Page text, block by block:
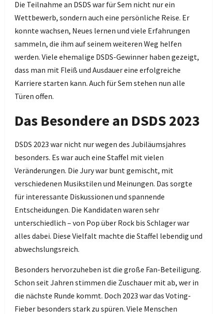
Die Teilnahme an DSDS war für Sem nicht nur ein
Wettbewerb, sondern auch eine persönliche Reise. Er
konnte wachsen, Neues lernen und viele Erfahrungen
sammeln, die ihm auf seinem weiteren Weg helfen
werden. Viele ehemalige DSDS-Gewinner haben gezeigt,
dass man mit Fleiß und Ausdauer eine erfolgreiche
Karriere starten kann. Auch für Sem stehen nun alle
Türen offen.
Das Besondere an DSDS 2023
DSDS 2023 war nicht nur wegen des Jubiläumsjahres
besonders. Es war auch eine Staffel mit vielen
Veränderungen. Die Jury war bunt gemischt, mit
verschiedenen Musikstilen und Meinungen. Das sorgte
für interessante Diskussionen und spannende
Entscheidungen. Die Kandidaten waren sehr
unterschiedlich – von Pop über Rock bis Schlager war
alles dabei. Diese Vielfalt machte die Staffel lebendig und
abwechslungsreich.
Besonders hervorzuheben ist die große Fan-Beteiligung.
Schon seit Jahren stimmen die Zuschauer mit ab, wer in
die nächste Runde kommt. Doch 2023 war das Voting-
Fieber besonders stark zu spüren. Viele Menschen